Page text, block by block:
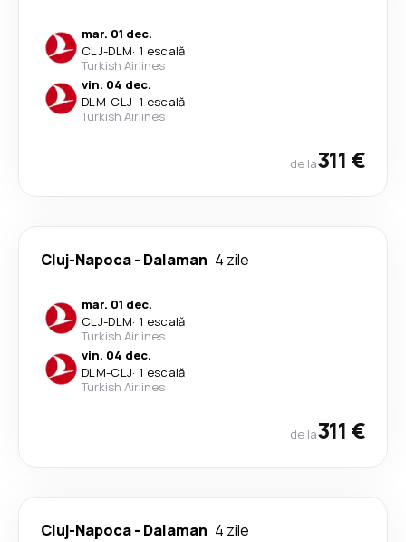
mar. 01 dec.
CLJ-DLM· 1 escală
Turkish Airlines
vin. 04 dec.
DLM-CLJ· 1 escală
Turkish Airlines
de la311 €
Cluj-Napoca- Dalaman 4 zile
mar. 01 dec.
CLJ-DLM· 1 escală
Turkish Airlines
vin. 04 dec.
DLM-CLJ· 1 escală
Turkish Airlines
de la311 €
Cluj-Napoca- Dalaman 4 zile